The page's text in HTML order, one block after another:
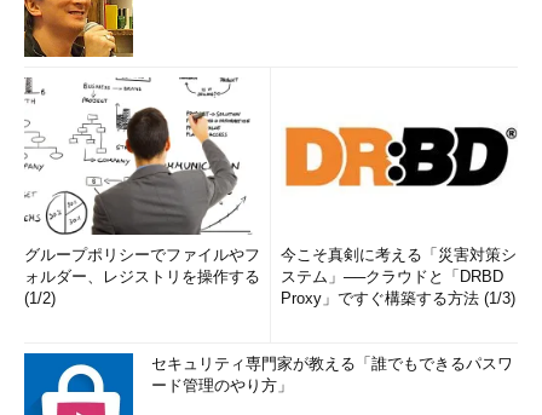
グループポリシーでファイルやフ
ォルダー、レジストリを操作する
(1/2)
今こそ真剣に考える「災害対策シ
ステム」──クラウドと「DRBD
Proxy」ですぐ構築する方法 (1/3)
セキュリティ専門家が教える「誰でもできるパスワ
ード管理のやり方」